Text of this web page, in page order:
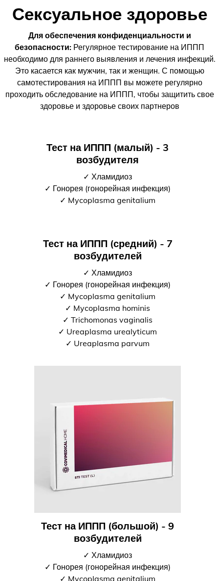
Сексуальное здоровье
Для обеспечения конфиденциальности и
безопасности: Регулярное тестирование на ИППП
необходимо для раннего выявления и лечения инфекций.
Это касается как мужчин, так и женщин. С помощью
самотестирования на ИППП вы можете регулярно
проходить обследование на ИППП, чтобы защитить свое
здоровье и здоровье своих партнеров
Тест на ИППП (малый) - 3
возбудителя
✓ Хламидиоз
✓ Гонорея (гонорейная инфекция)
✓ Mycoplasma genitalium
Тест на ИППП (средний) - 7
возбудителей
✓ Хламидиоз
✓ Гонорея (гонорейная инфекция)
✓ Mycoplasma genitalium
✓ Mycoplasma hominis
✓ Trichomonas vaginalis
✓ Ureaplasma urealyticum
✓ Ureaplasma parvum
Тест на ИППП (большой) - 9
возбудителей
✓ Хламидиоз
✓ Гонорея (гонорейная инфекция)
✓ Mycoplasma genitalium